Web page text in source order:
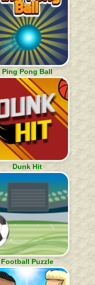
Ping Pong Ball
Dunk Hit
Football Puzzle